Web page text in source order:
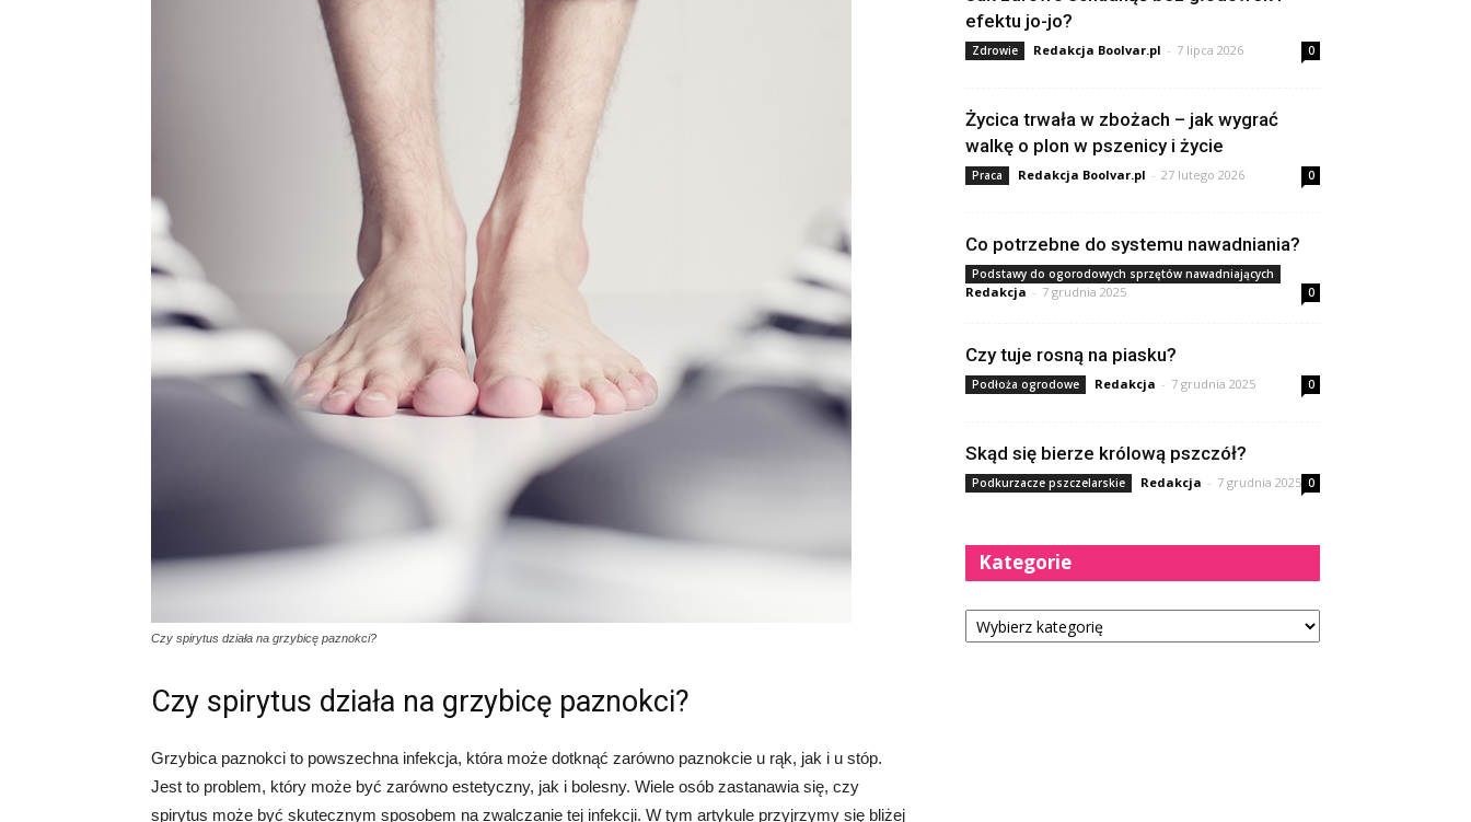
Czy spirytus działa na grzybicę paznokci?
Czy spirytus działa na grzybicę paznokci?
Grzybica paznokci to powszechna infekcja, która może dotknąć zarówno paznokcie u rąk, jak i u stóp.
Jest to problem, który może być zarówno estetyczny, jak i bolesny. Wiele osób zastanawia się, czy
spirytus może być skutecznym sposobem na zwalczanie tej infekcji. W tym artykule przyjrzymy się bliżej
efektu jo-jo?
Zdrowie Redakcja Boolvar.pl - 7 lipca 2026 0
Życica trwała w zbożach – jak wygrać
walkę o plon w pszenicy i życie
Praca Redakcja Boolvar.pl - 27 lutego 2026 0
Co potrzebne do systemu nawadniania?
Podstawy do ogorodowych sprzętów nawadniających
Redakcja - 7 grudnia 2025 0
Czy tuje rosną na piasku?
Podłoża ogrodowe Redakcja - 7 grudnia 2025 0
Skąd się bierze królową pszczół?
Podkurzacze pszczelarskie Redakcja - 7 grudnia 2025 0
Kategorie
Kategorie